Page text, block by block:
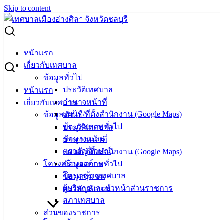
Skip to content
หน้าแรก
เกี่ยวกับเทศบาล
ข้อมูลทั่วไป
ประวัติเทศบาล
อำนาจหน้าที่
แผนที่/ที่ตั้งสำนักงาน (Google Maps)
ข้อมูลสภาพทั่วไป
ข้อมูลชุมชน
ตราสัญลักษณ์
โครงสร้างองค์กร
โครงสร้างเทศบาล
ผู้บริหารและหัวหน้าส่วนราชการ
สภาเทศบาล
ส่วนของราชการ
หน้าแรก
เกี่ยวกับเทศบาล
ข้อมูลทั่วไป
ประวัติเทศบาล
อำนาจหน้าที่
แผนที่/ที่ตั้งสำนักงาน (Google Maps)
ข้อมูลสภาพทั่วไป
ข้อมูลชุมชน
ตราสัญลักษณ์
Search for:
ผู้ชนะการเสนอราคา ซื้อน้ำมันเครื่อง
ผู้ชนะการเสนอราคา ซื้อน้ำมันเครื่อง
กุมภาพันธ์ 19, 2024กุมภาพันธ์ 19, 2024
จัดซื้อจัดจ้าง,ประกาศผู้ชนะ
ซื้อน้ำมันเครื่องดาวน์โหลด